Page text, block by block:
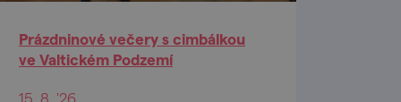
Prázdninové večery s cimbálkou
ve Valtickém Podzemí
15. 8. '26